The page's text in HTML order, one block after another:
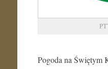
Pogoda na Świętym